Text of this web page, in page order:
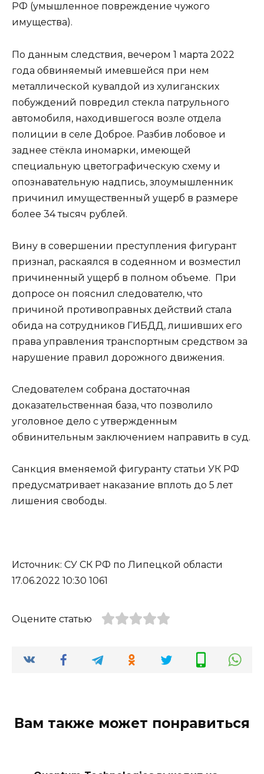
РФ (умышленное повреждение чужого
имущества).
По данным следствия, вечером 1 марта 2022
года обвиняемый имевшейся при нем
металлической кувалдой из хулиганских
побуждений повредил стекла патрульного
автомобиля, находившегося возле отдела
полиции в селе Доброе. Разбив лобовое и
заднее стёкла иномарки, имеющей
специальную цветографическую схему и
опознавательную надпись, злоумышленник
причинил имущественный ущерб в размере
более 34 тысяч рублей.
Вину в совершении преступления фигурант
признал, раскаялся в содеянном и возместил
причиненный ущерб в полном объеме. При
допросе он пояснил следователю, что
причиной противоправных действий стала
обида на сотрудников ГИБДД, лишивших его
права управления транспортным средством за
нарушение правил дорожного движения.
Следователем собрана достаточная
доказательственная база, что позволило
уголовное дело с утвержденным
обвинительным заключением направить в суд.
Санкция вменяемой фигуранту статьи УК РФ
предусматривает наказание вплоть до 5 лет
лишения свободы.
Источник: СУ СК РФ по Липецкой области
17.06.2022 10:30 1061
Оцените статью
Вам также может понравиться